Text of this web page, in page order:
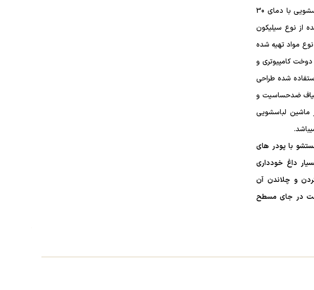
رنگ دارد و قابلیت شستشو در ماشین لباسشویی با دمای 30
از نوع سیلیکون
گرم از بهترین نوع مواد تهیه شده
کامپیوتری و
شده طراحی
از الیاف ضدحساسیت و
لباسشویی
با پودر های
داغ خودداری
و چلاندن آن
است در جای مسطح